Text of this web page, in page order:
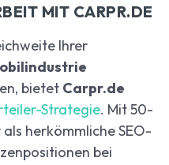
MIT CARPR.DE
Ihrer
bietet Carpr.de
Strategie. Mit 50-
herkömmliche SEO-
bei